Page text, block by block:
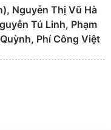
Nguyễn Thị Vũ Hà
Tú Linh, Phạm
Phí Công Việt